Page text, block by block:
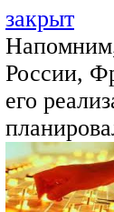
закрыт
России,
его